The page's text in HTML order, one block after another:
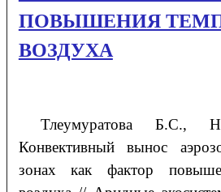
ПОВЫШЕНИЯ
ВОЗДУХА
Тлеумуратова Б.С.,
Конвективный вынос
зонах как фактор